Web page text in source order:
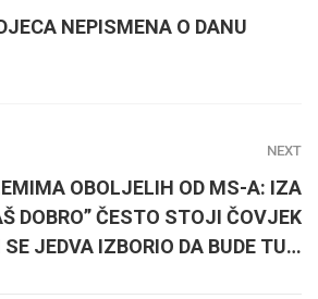
NEPISMENA O DANU
NEXT
OBOLJELIH OD MS-A: IZA
DOBRO” ČESTO STOJI ČOVJEK
JEDVA IZBORIO DA BUDE TU…